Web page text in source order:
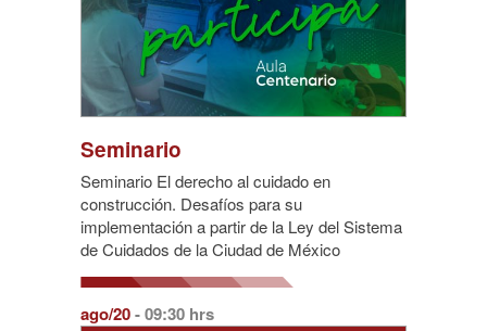
Seminario
Seminario El derecho al cuidado en
construcción. Desafíos para su
implementación a partir de la Ley del Sistema
de Cuidados de la Ciudad de México
ago/20- 09:30 hrs